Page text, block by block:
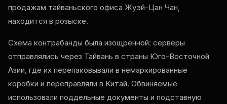
продажам тайваньского офиса Жуэй-Цан Чан,
находится в розыске.
Схема контрабанды была изощрённой: серверы
отправлялись через Тайвань в страны Юго-Восточной
Азии, где их перепаковывали в немаркированные
коробки и переправляли в Китай. Обвиняемые
использовали поддельные документы и подставную